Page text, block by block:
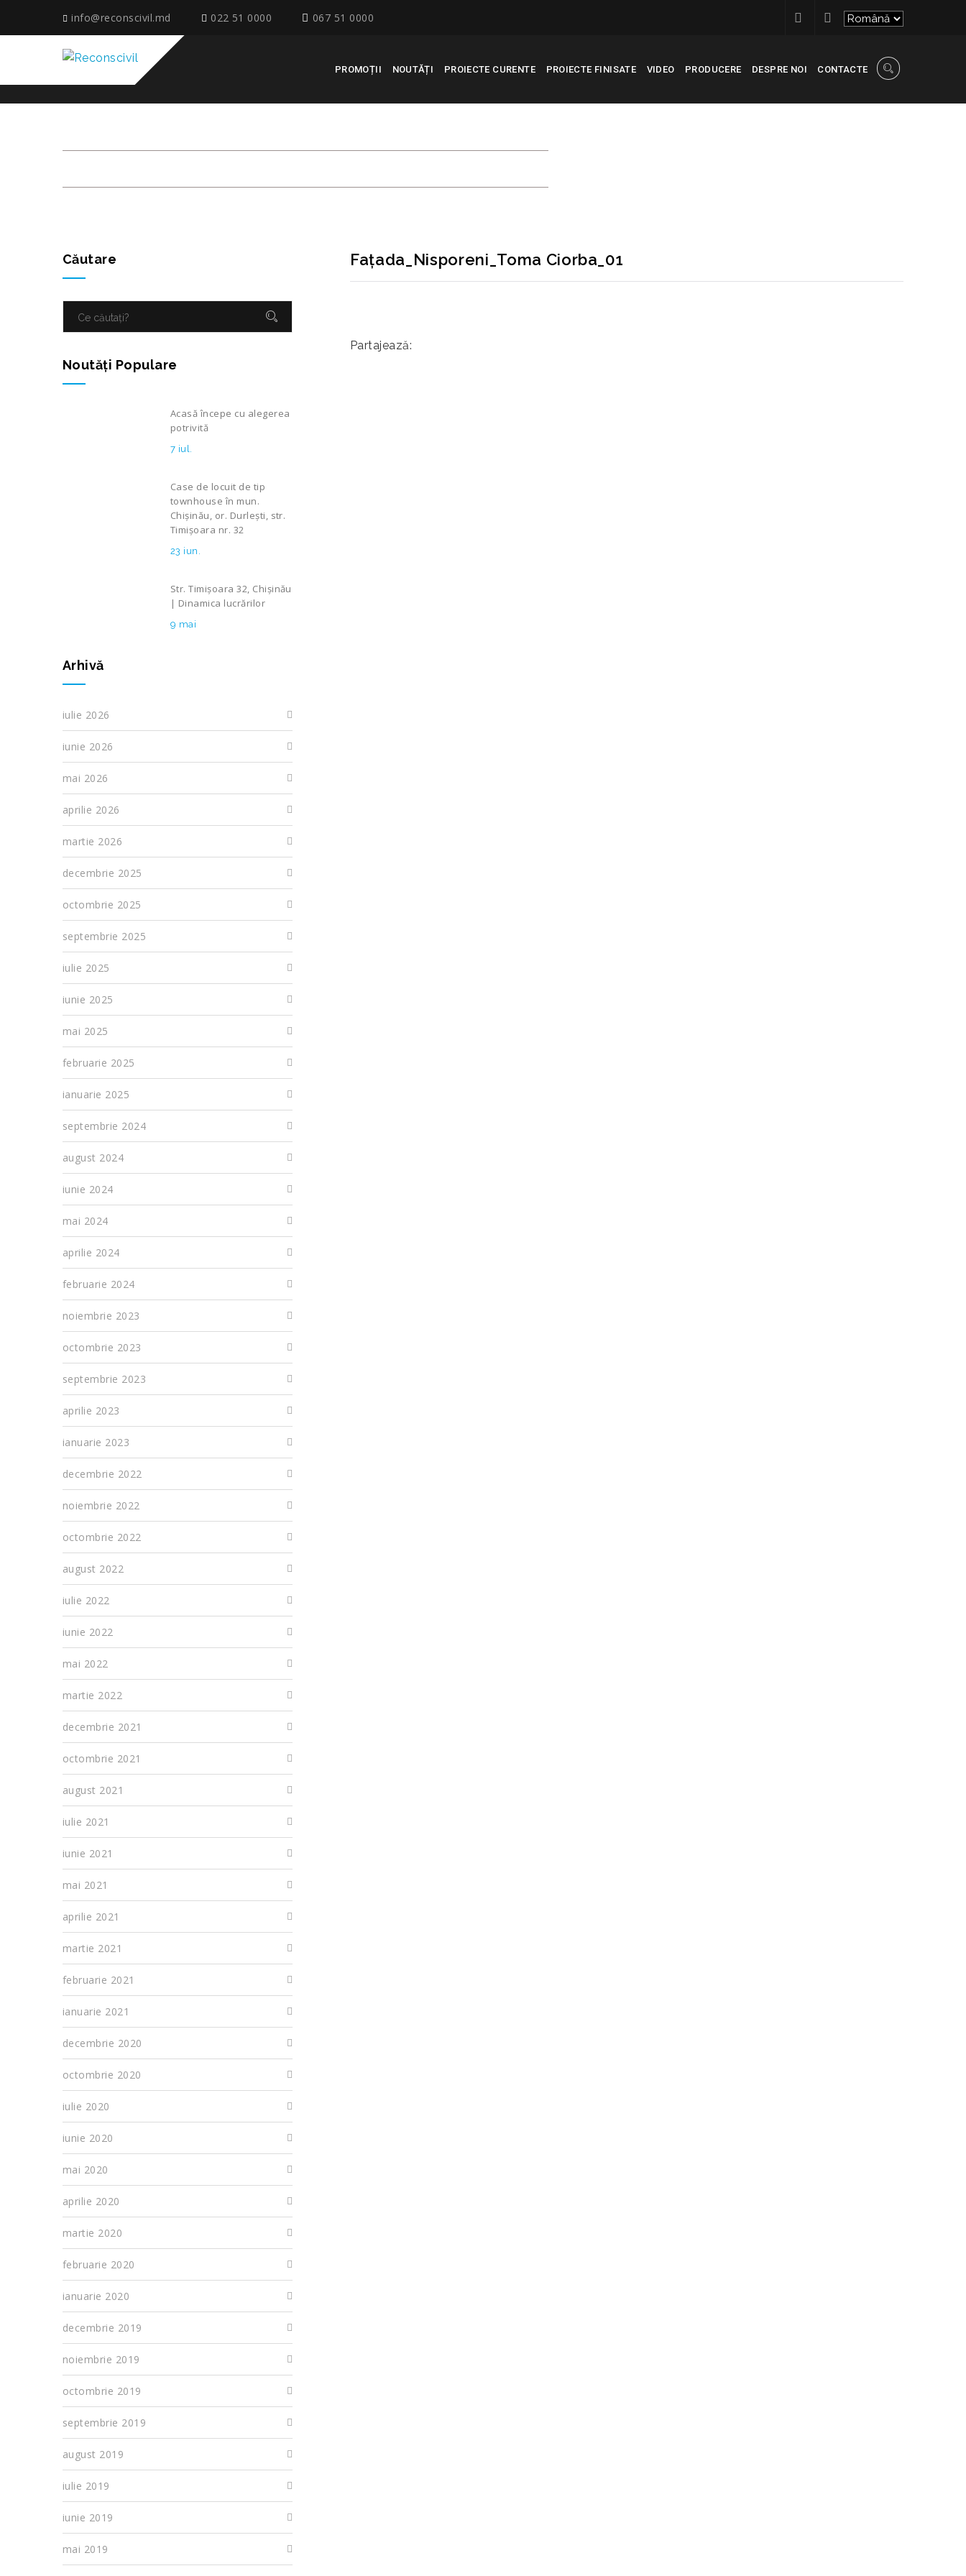
info@reconscivil.md 022 51 0000 067 51 0000
PROMOȚII NOUTĂȚI PROIECTE CURENTE PROIECTE FINISATE VIDEO PRODUCERE DESPRE NOI CONTACTE
Căutare
Noutăţi Populare
Acasă începe cu alegerea
potrivită
7 iul.
Case de locuit de tip
townhouse în mun.
Chișinău, or. Durlești, str.
Timișoara nr. 32
23 iun.
Str. Timișoara 32, Chișinău
| Dinamica lucrărilor
9 mai
Arhivă
iulie 2026
iunie 2026
mai 2026
aprilie 2026
martie 2026
decembrie 2025
octombrie 2025
septembrie 2025
iulie 2025
iunie 2025
mai 2025
februarie 2025
ianuarie 2025
septembrie 2024
august 2024
iunie 2024
mai 2024
aprilie 2024
februarie 2024
noiembrie 2023
octombrie 2023
septembrie 2023
aprilie 2023
ianuarie 2023
decembrie 2022
noiembrie 2022
octombrie 2022
august 2022
iulie 2022
iunie 2022
mai 2022
martie 2022
decembrie 2021
octombrie 2021
august 2021
iulie 2021
iunie 2021
mai 2021
aprilie 2021
martie 2021
februarie 2021
ianuarie 2021
decembrie 2020
octombrie 2020
iulie 2020
iunie 2020
mai 2020
aprilie 2020
martie 2020
februarie 2020
ianuarie 2020
decembrie 2019
noiembrie 2019
octombrie 2019
septembrie 2019
august 2019
iulie 2019
iunie 2019
mai 2019
Fațada_Nisporeni_Toma Ciorba_01
Partajează: